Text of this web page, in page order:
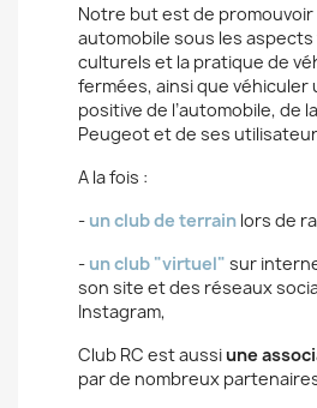
Notre but est de promouvoir
automobile sous les
culturels et la pratique de
fermées, ainsi que véhiculer
positive de l’automobile, de
Peugeot et de ses
A la fois :
- un club de terrain lors de
- un club "virtuel" sur
son site et des réseaux
Instagram,
Club RC est aussiune
par de nombreux